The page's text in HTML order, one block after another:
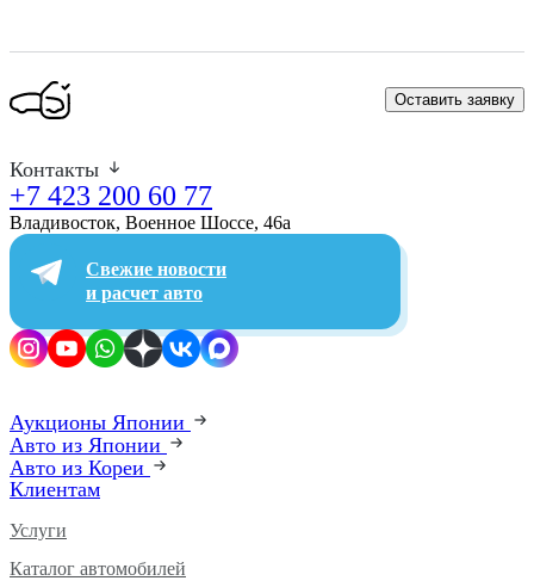
Оставить заявку
Контакты
+7 423 200 60 77
Владивосток, Военное Шоссе, 46а​
Свежие новости
и расчет авто
Аукционы Японии
Авто из Японии
Авто из Кореи
Клиентам
Услуги
Каталог автомобилей